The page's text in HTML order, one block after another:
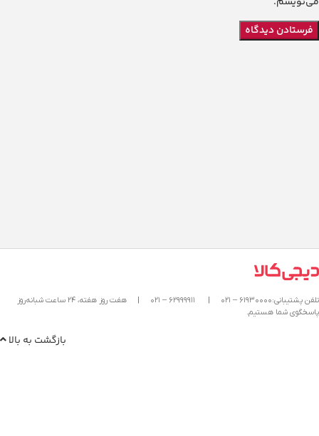
تلفن پشتیبانی:۶۱۹۳۰۰۰۰ – ۰۲۱
هفت روز هفته، ۲۴ ساعت شبانه‌روز
پاسخگوی شما هستیم.
بازگشت به بالا